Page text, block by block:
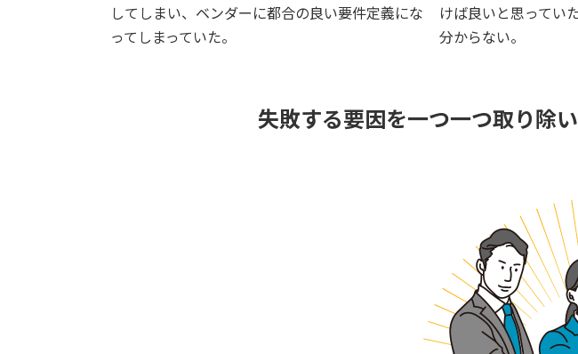
してしまい、ベンダーに都合の良い要件定義にな
ってしまっていた。
けば良いと思ってい
分からない。
失敗する要因を一つ一つ取り除